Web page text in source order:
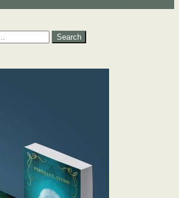
Search